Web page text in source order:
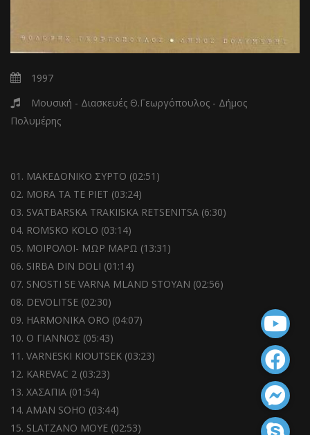
1997
Μουσική - Διασκευές Θ.Γεωργόπουλος - Δήμος
Πολυμέρης
01. MAKEΔΟΝΙΚΟ ΣΥΡΤΟ (02:51)
02. MORA ΤA ΤE PΙET (03:24)
03. SVATBARSKA TRΑΚIΙSKA RETSENITSA (6:30)
04. ROMSKO KOLO (03:14)
05. MΟΙΡΟΛΟΙ- ΜΩΡ ΜΑΡΩ (13:31)
06. SIRBA DΙN DOLΙ (01:14)
07. SNOSTI SΕ VARNA MLAND STOYAN (02:56)
08. DEVOLITSE (02:30)
09. HARMONIKA ORO (04:07)
10. Ο ΓΙΑΝΝΟΣ (05:43)
11. VARNESKI KIOUTSEK (03:23)
12. KAREVAC 2 (03:23)
13. XAΣΑΠΙΑ (01:54)
14. AMAN SOHO (03:44)
15. SLATZANO MOΥΕ (02:53)